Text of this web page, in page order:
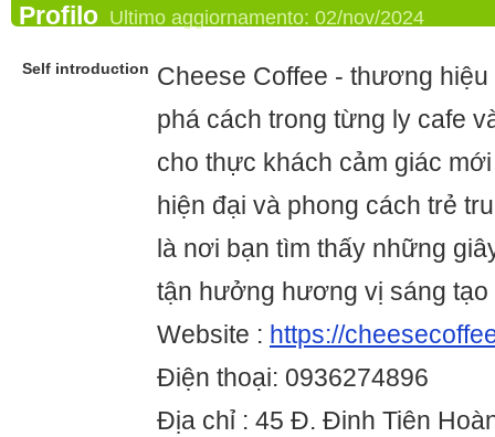
Profilo Ultimo aggiornamento: 02/nov/2024
Self introduction Cheese Coffee - thương
phá cách trong từng ly cafe
cho thực khách cảm giác
hiện đại và phong cách trẻ
là nơi bạn tìm thấy những
tận hưởng hương vị sáng
Website : https://
Điện thoại: 0936274896
Địa chỉ : 45 Đ. Đinh Tiên